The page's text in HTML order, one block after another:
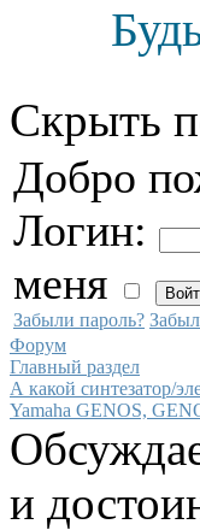
Скрыть
Добро
Логин:
меня
Забыли пароль?
Форум
Главный раздел
А какой синтезатор/
Yamaha GENOS,
и